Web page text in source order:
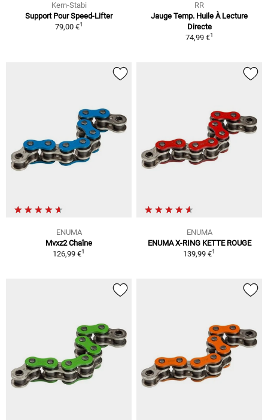
Kern-Stabi
Support Pour Speed-Lifter
79,00 €1
RR
Jauge Temp. Huile À Lecture
Directe
74,99 €1
ENUMA
Mvxz2 Chaîne
126,99 €1
ENUMA
ENUMA X-RING KETTE ROUGE
139,99 €1